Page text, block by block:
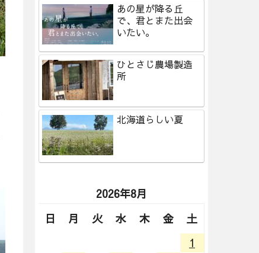
あの星が降る丘
で、君とまた出会
いたい。
ひとさじ農場製造
所
北海道らしい夏
2026年8月
日
月 火 水 木 金
土
1